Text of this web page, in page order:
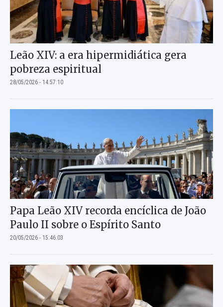
Leão XIV: a era hipermidiática gera
pobreza espiritual
28/05/2026 - 14:57:10
Papa Leão XIV recorda encíclica de João
Paulo II sobre o Espírito Santo
20/05/2026 - 15:46:03